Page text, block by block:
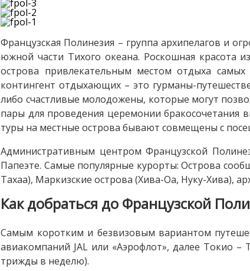
Французская Полинезия – группа архипелагов и
южной части Тихого океана. Роскошная красота
острова привлекательным местом отдыха
контингент отдыхающих – это гурманы-
либо счастливые молодожены, которые могут
пары для проведения церемонии бракосочетания
туры на местные острова бывают совмещены с
Административным центром Французской
Папеэте. Самые популярные курорты: Острова
Тахаа), Маркизские острова (Хива-Оа, Нуку-Хива),
Как добраться до Французской
Самым коротким и безвизовым вариантом
авиакомпаний JAL или «Аэрофлот», далее Токио
трижды в неделю).